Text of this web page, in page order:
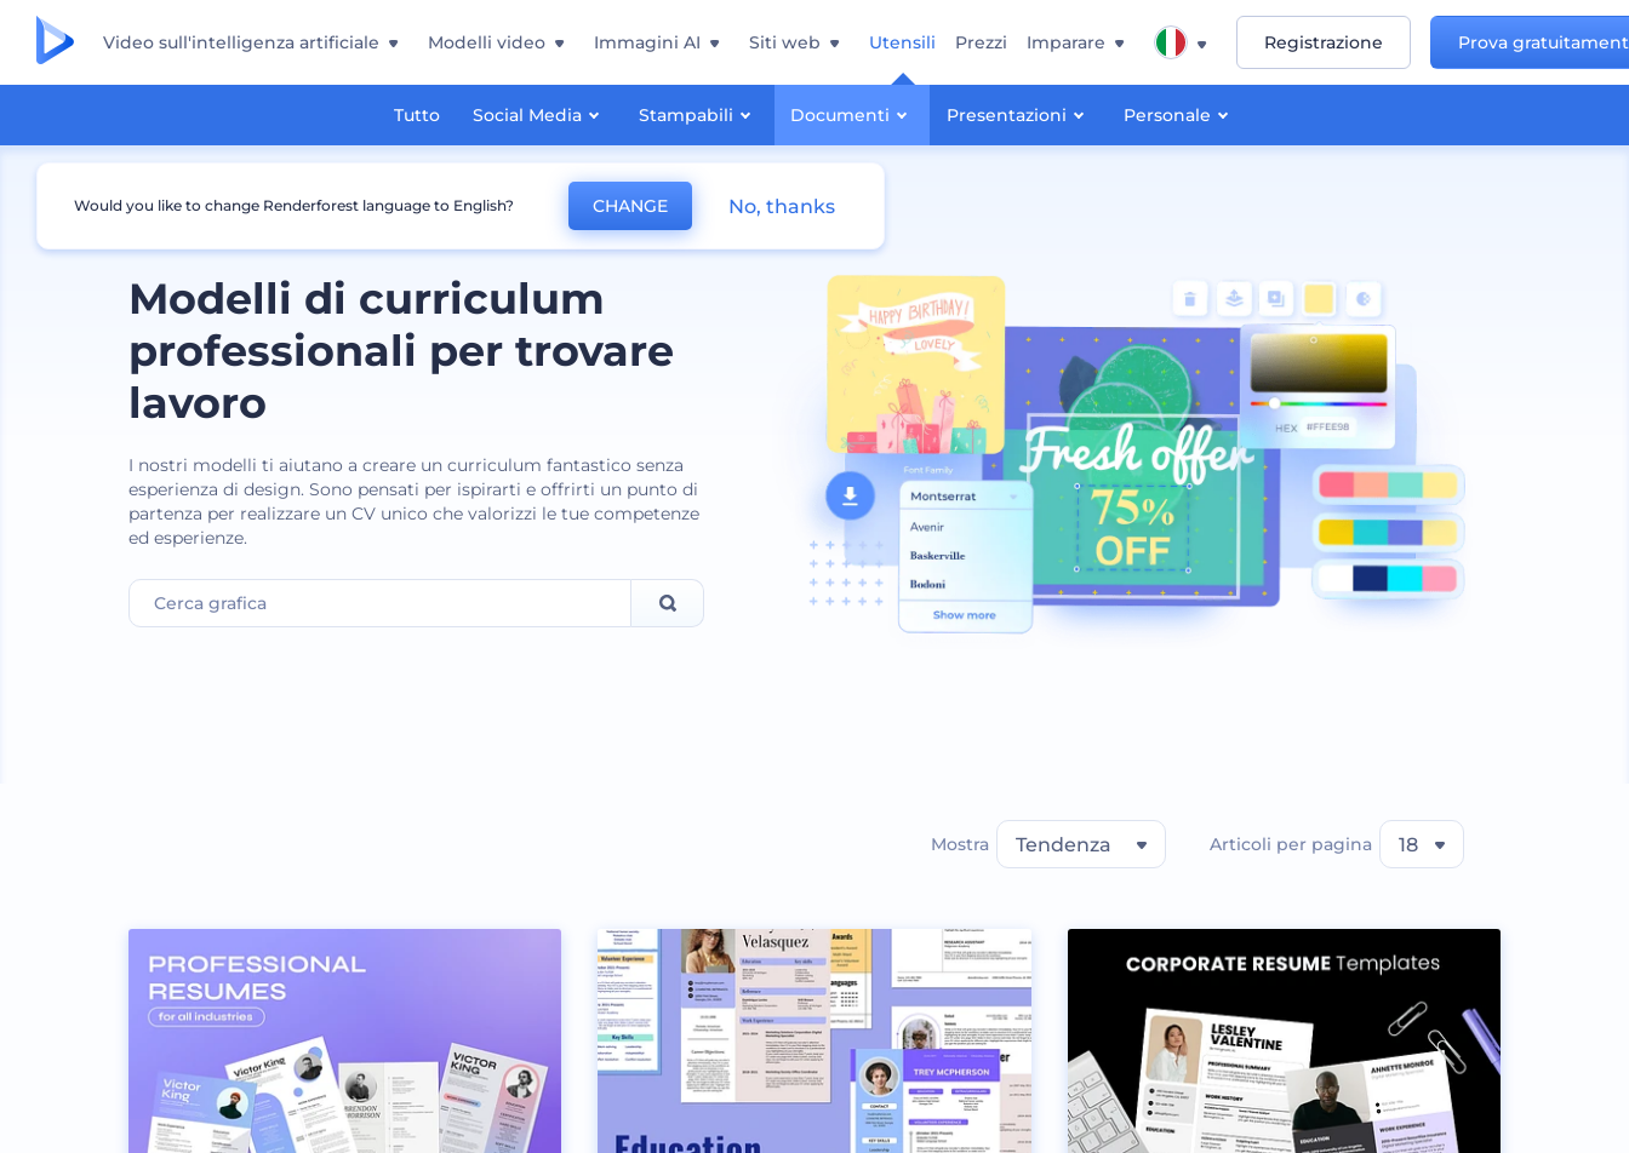
Video sull'intelligenza artificiale Modelli video Immagini AI Siti web Utensili
Tutto Social Media Stampabili Documenti Presentazioni Personale
Prezzi Imparare Registrazione Prova
Modelli di curriculum
professionali per trovare
lavoro
I nostri modelli ti aiutano a creare un curriculum fantastico senza
esperienza di design. Sono pensati per ispirarti e offrirti un punto di
partenza per realizzare un CV unico che valorizzi le tue competenze
ed esperienze.
Mostra Tendenza Articoli per pagina 18
Would you like to change Renderforest language to English? CHANGE No, thanks